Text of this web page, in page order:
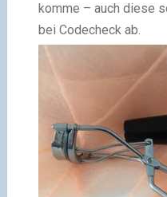
komme – auch diese
bei Codecheck ab.